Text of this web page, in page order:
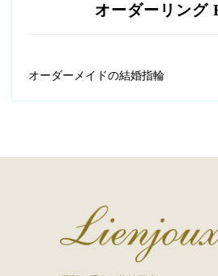
オーダーリング
オーダーメイドの結婚指輪